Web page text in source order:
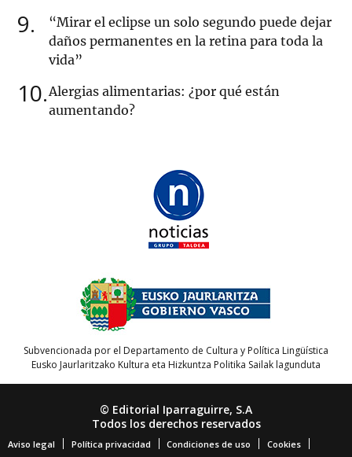
9
“Mirar el eclipse un solo segundo puede dejar
daños permanentes en la retina para toda la
vida”
10 Alergias alimentarias: ¿por qué están
aumentando?
Subvencionada por el Departamento de Cultura y Política Lingüística
Eusko Jaurlaritzako Kultura eta Hizkuntza Politika Sailak lagunduta
© Editorial Iparraguirre, S.A
Todos los derechos reservados
Aviso legal Política privacidad Condiciones de uso Cookies